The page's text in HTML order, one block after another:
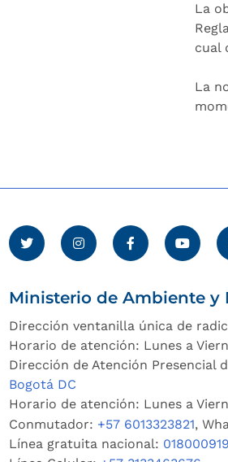
La
cual
La
Ministerio de Ambiente y
Dirección ventanilla única de
Horario de atención: Lunes a
Dirección de Atención Presencial
Bogotá DC
Horario de atención: Lunes a
Conmutador: +57 6013323821,
Línea gratuita nacional: